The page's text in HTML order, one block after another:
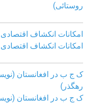
روستائی)
امکانات انکشاف
امکانات انکشاف
ک ج ب در افغانستان
رهگذر)
ک ج ب در افغانستان